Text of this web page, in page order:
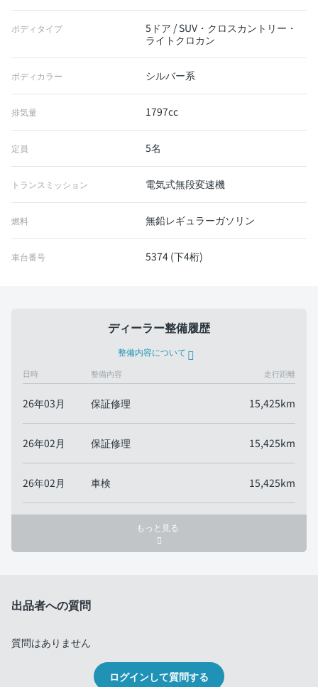
ボディタイプ
5ドア / SUV・クロスカントリー・
ライトクロカン
ボディカラー シルバー系
排気量 1797cc
定員 5名
トランスミッション 電気式無段変速機
燃料 無鉛レギュラーガソリン
車台番号 5374 (下4桁)
ディーラー整備履歴
整備内容について
日時 整備内容 走行距離
26年03月 保証修理 15,425km
26年02月 保証修理 15,425km
26年02月 車検 15,425km
もっと見る
出品者への質問
質問はありません
ログインして質問する